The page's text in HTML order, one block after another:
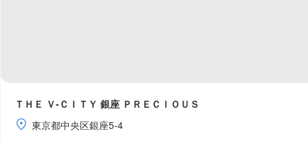
ＴＨＥ Ｖ-ＣＩＴＹ 銀座 ＰＲＥＣＩＯＵＳ
東京都中央区銀座5-4